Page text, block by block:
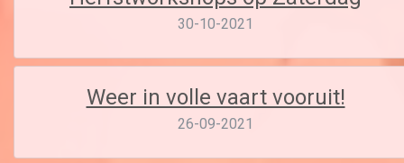
30-10-2021
Weer in volle vaart vooruit!
26-09-2021